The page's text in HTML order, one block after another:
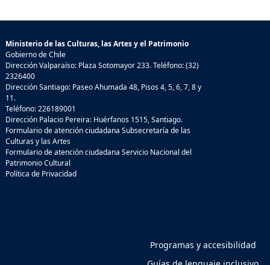
Ministerio de las Culturas, las Artes y el Patrimonio
Gobierno de Chile
Dirección Valparaíso: Plaza Sotomayor 233. Teléfono: (32)
2326400
Dirección Santiago: Paseo Ahumada 48, Pisos 4, 5, 6, 7, 8 y
11.
Teléfono: 226189001
Dirección Palacio Pereira: Huérfanos 1515, Santiago.
Formulario de atención ciudadana Subsecretaría de las
Culturas y las Artes
Formulario de atención ciudadana Servicio Nacional del
Patrimonio Cultural
Política de Privacidad
Programas y accesibilidad